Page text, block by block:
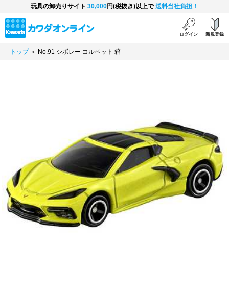
玩具の卸売りサイト 30,000円(税抜き)以上で送料当社負担！
ログイン 新規登録
トップ＞ No.91 シボレー コルベット 箱